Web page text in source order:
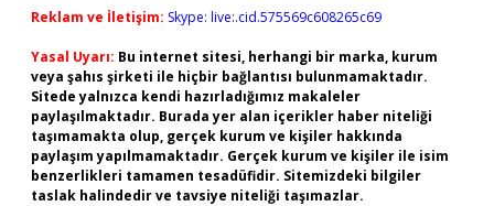
Reklam ve İletişim: Skype: live:.cid.575569c608265c69
Yasal Uyarı: Bu internet sitesi, herhangi bir marka, kurum
veya şahıs şirketi ile hiçbir bağlantısı bulunmamaktadır.
Sitede yalnızca kendi hazırladığımız makaleler
paylaşılmaktadır. Burada yer alan içerikler haber niteliği
taşımamakta olup, gerçek kurum ve kişiler hakkında
paylaşım yapılmamaktadır. Gerçek kurum ve kişiler ile isim
benzerlikleri tamamen tesadüfidir. Sitemizdeki bilgiler
taslak halindedir ve tavsiye niteliği taşımazlar.